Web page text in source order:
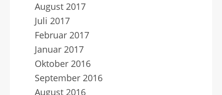
August 2017
Juli 2017
Februar 2017
Januar 2017
Oktober 2016
September 2016
August 2016